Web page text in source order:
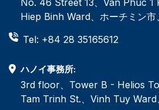
No. 46 Street 13、Van Phuc 1
Hiep Binh Ward、ホーチミン市
Tel: +84 28 35165612
ハノイ事務所:
3rd floor、Tower B - Helios
Tam Trinh St.、Vinh Tuy Ward